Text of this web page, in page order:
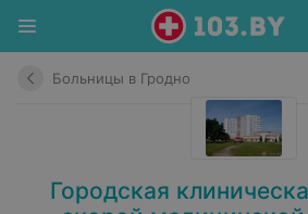
Больницы в Гродно
Городская